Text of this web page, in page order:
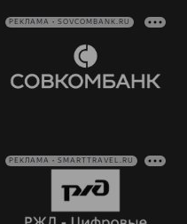
РЕКЛАМА • SOVCOMBANK.RU
РЕКЛАМА • SMARTTRAVEL.RU